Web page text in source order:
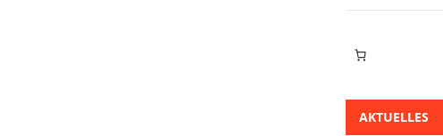
AKTUELLES